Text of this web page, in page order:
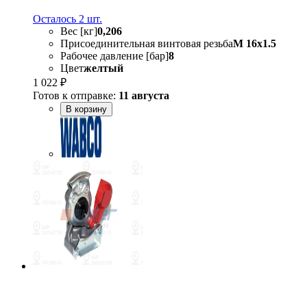
Осталось 2 шт.
Вес [кг]0,206
Присоединительная винтовая резьбаM 16x1.5
Рабочее давление [бар]8
Цветжелтый
1 022 ₽
Готов к отправке: 11 августа
В корзину